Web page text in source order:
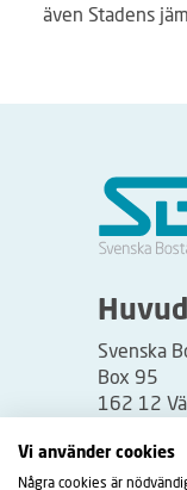
även Stadens
Svenska
Box 95
162 12
Vi använder cookies
Några cookies är